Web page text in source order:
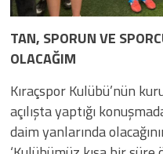
TAN, SPORUN VE
OLACAĞIM
Kıraçspor Kulübü’nün
açılışta yaptığı
daim yanlarında